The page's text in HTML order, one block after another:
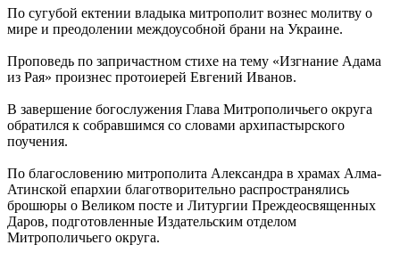
По сугубой ектении владыка митрополит вознес молитву о
мире и преодолении междоусобной брани на Украине.
Проповедь по запричастном стихе на тему «Изгнание Адама
из Рая» произнес протоиерей Евгений Иванов.
В завершение богослужения Глава Митрополичьего округа
обратился к собравшимся со словами архипастырского
поучения.
По благословению митрополита Александра в храмах Алма-
Атинской епархии благотворительно распространялись
брошюры о Великом посте и Литургии Преждеосвященных
Даров, подготовленные Издательским отделом
Митрополичьего округа.